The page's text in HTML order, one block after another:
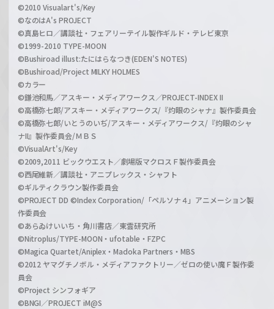
©2010 Visualart's/Key
©なのはA's PROJECT
©真島ヒロ／講談社・フェアリーテイル製作ギルド・テレビ東京
©1999-2010 TYPE-MOON
©Bushiroad illust:たにはらなつき(EDEN'S NOTES)
©Bushiroad/Project MILKY HOLMES
©カラー
©鎌池和馬／アスキー・メディアワークス／PROJECT-INDEX II
©高橋弥七郎/アスキー・メディアワークス/『灼眼のシャナ』製作委員会
©高橋弥七郎/いとうのいぢ/アスキー・メディアワークス/『灼眼のシャ
ナII』製作委員会/ＭＢＳ
©VisualArt's/Key
©2009,2011 ビックウエスト／劇場版マクロスＦ製作委員会
©西尾維新／講談社・アニプレックス・シャフト
©ギルティクラウン製作委員会
©PROJECT DD ©Index Corporation/「ペルソナ４」アニメーション製
作委員会
©あらゐけいいち・角川書店／東雲研究所
©Nitroplus/TYPE-MOON・ufotable・FZPC
©Magica Quartet/Aniplex・Madoka Partners・MBS
©2012 ヤマグチノボル・メディアファクトリー／ゼロの使い魔Ｆ製作委
員会
©Project シンフォギア
©BNGI／PROJECT iM@S